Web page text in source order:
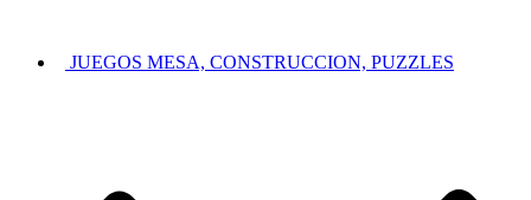
JUEGOS MESA, CONSTRUCCION, PUZZLES